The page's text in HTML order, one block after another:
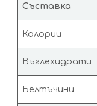
Съставка
Калории
Въглехидрати
Белтъчини